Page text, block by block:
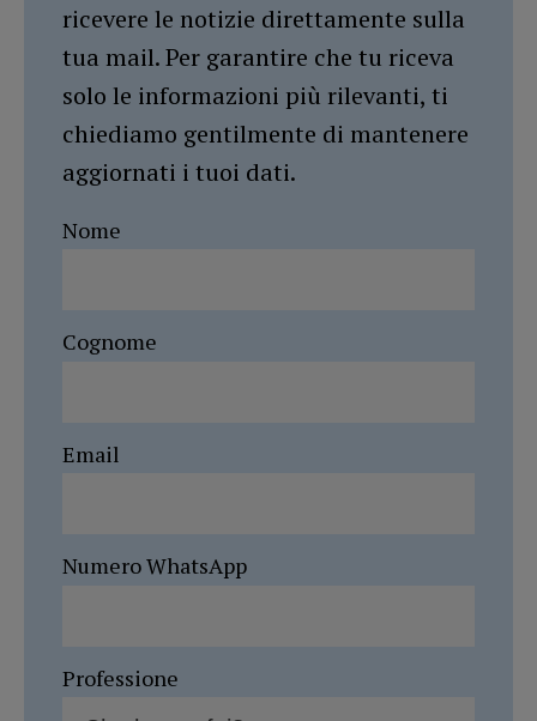
ricevere le notizie direttamente sulla
tua mail. Per garantire che tu riceva
solo le informazioni più rilevanti, ti
chiediamo gentilmente di mantenere
aggiornati i tuoi dati.
Nome
Cognome
Email
Numero WhatsApp
Professione